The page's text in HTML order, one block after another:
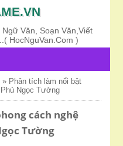
Văn, Soạn Văn,Viết
HocNguVan.Com )
» Phân tích làm nổi bật
Ngọc Tường
cách nghệ
Tường